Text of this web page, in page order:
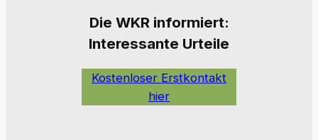
Die WKR informiert:
Interessante Urteile
Kostenloser Erstkontakt
hier